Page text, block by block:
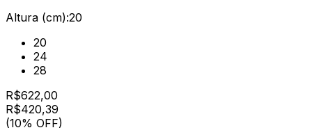
Altura (cm):20
20
24
28
R$622,00
R$420,39
(10% OFF)